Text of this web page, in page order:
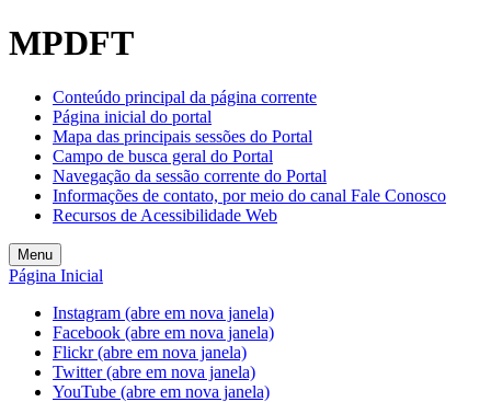
MPDFT
Conteúdo principal da página corrente
Página inicial do portal
Mapa das principais sessões do Portal
Campo de busca geral do Portal
Navegação da sessão corrente do Portal
Informações de contato, por meio do canal Fale Conosco
Recursos de Acessibilidade Web
Menu
Página Inicial
Instagram (abre em nova janela)
Facebook (abre em nova janela)
Flickr (abre em nova janela)
Twitter (abre em nova janela)
YouTube (abre em nova janela)